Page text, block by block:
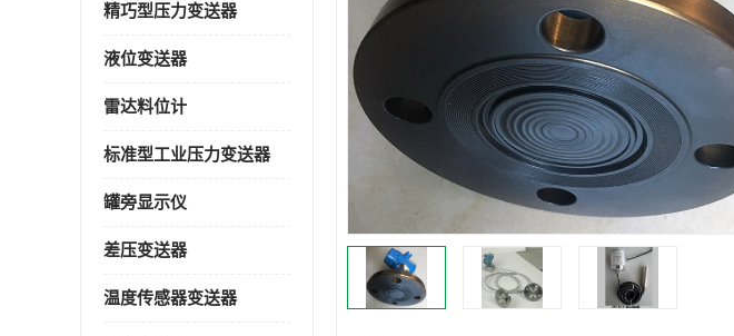
精巧型压力变送器
液位变送器
雷达料位计
标准型工业压力变送器
罐旁显示仪
差压变送器
温度传感器变送器